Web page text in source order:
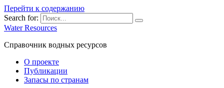
Перейти к содержанию
Search for:
Water Resources
Справочник водных ресурсов
О проекте
Публикации
Запасы по странам